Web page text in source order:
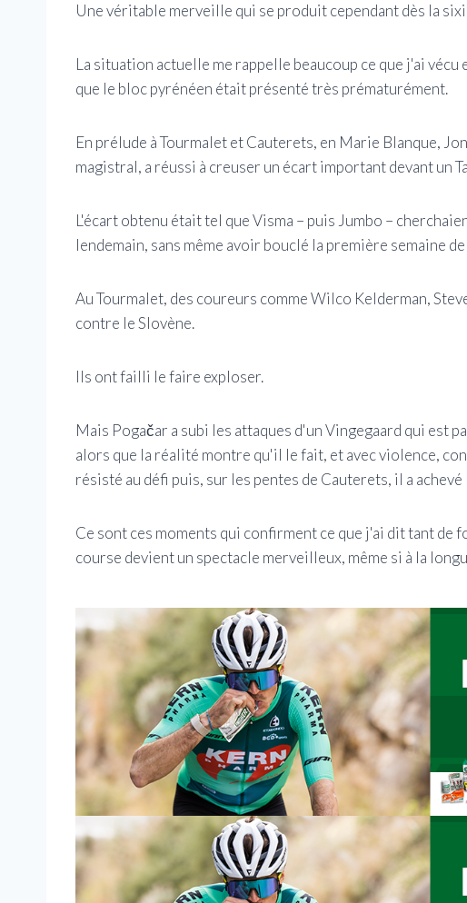
Une véritable merveille qui se produit cependant dès la
La situation actuelle me rappelle beaucoup ce que j'ai
que le bloc pyrénéen était présenté très prématurément.
En prélude à Tourmalet et Cauterets, en Marie Blanque,
magistral, a réussi à creuser un écart important devant un
L'écart obtenu était tel que Visma – puis Jumbo –
lendemain, sans même avoir bouclé la première semaine
Au Tourmalet, des coureurs comme Wilco Kelderman,
contre le Slovène.
Ils ont failli le faire exploser.
Mais Pogačar a subi les attaques d'un Vingegaard qui est
alors que la réalité montre qu'il le fait, et avec violence,
résisté au défi puis, sur les pentes de Cauterets, il a
Ce sont ces moments qui confirment ce que j'ai dit tant de
course devient un spectacle merveilleux, même si à la